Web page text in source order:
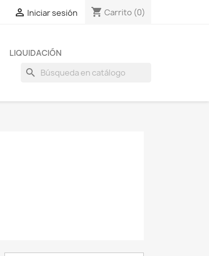
 Iniciar sesión shopping_cart Carrito (0)
LIQUIDACIÓN
search